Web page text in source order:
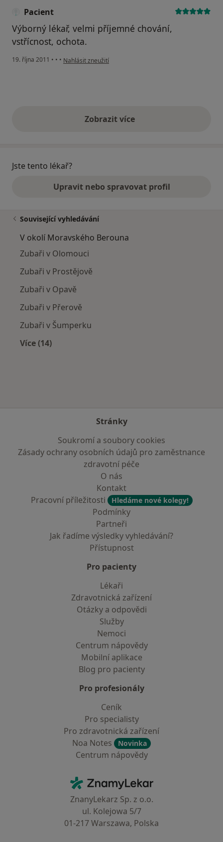
Pacient
Výborný lékař, velmi příjemné chování,
vstřícnost, ochota.
19. října 2011 • • • podle názoru uživatele Pacient
Nahlásit zneužití
Zobrazit vícevýše uvedené názory
Jste tento lékař?
Upravit nebo spravovat profil
Související vyhledávání
V okolí Moravského Berouna
Zubaři v Olomouci
Zubaři v Prostějově
Zubaři v Opavě
Zubaři v Přerově
Zubaři v Šumperku
Více (14)
Stránky
Soukromí a soubory cookies
Zásady ochrany osobních údajů pro zaměstnance
zdravotní péče
O nás
Kontakt
Pracovní příležitosti
Hledáme nové kolegy!
Podmínky
Partneři
Jak řadíme výsledky vyhledávání?
Přístupnost
Pro pacienty
Lékaři
Zdravotnická zařízení
Otázky a odpovědi
Služby
Nemoci
Centrum nápovědy
Mobilní aplikace
Blog pro pacienty
Pro profesionály
Ceník
Pro specialisty
Pro zdravotnická zařízení
Noa Notes
Novinka
Centrum nápovědy
ZnamyLekar - Hlavní stránka
ZnanyLekarz Sp. z o.o.
ul. Kolejowa 5/7
01-217 Warszawa, Polska